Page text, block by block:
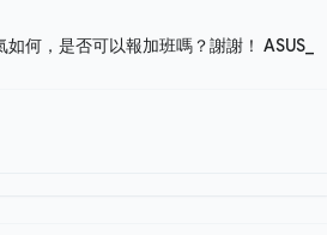
何，是否可以報加班嗎？謝謝！ ASUS_